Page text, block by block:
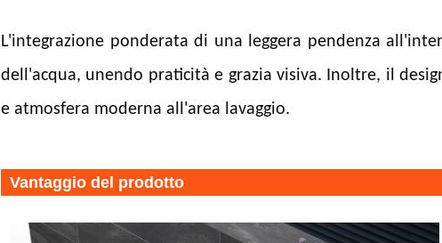
L'integrazione ponderata di una leggera pendenza
dell'acqua, unendo praticità e grazia visiva. Inoltre, il
e atmosfera moderna all'area lavaggio.
Vantaggio del prodotto